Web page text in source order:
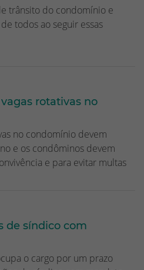
trânsito do condomínio e
todos ao seguir essas
rotativas no
no condomínio devem
e os condôminos devem
e para evitar multas
de síndico com
o cargo por um prazo